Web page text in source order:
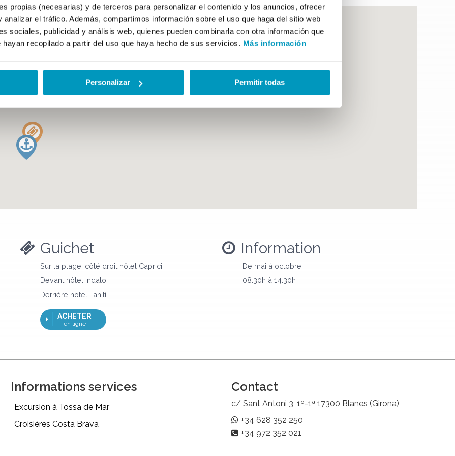
propias (necesarias) y de terceros para personalizar el contenido y los anuncios, ofrecer
el tráfico. Además, compartimos información sobre el uso que haga del sitio web
sociales, publicidad y análisis web, quienes pueden combinarla con otra información que
hayan recopilado a partir del uso que haya hecho de sus servicios. Más información
Personalizar Permitir todas
Guichet
Sur la plage, côté droit hôtel Caprici
Devant hôtel Indalo
Derrière hôtel Tahití
ACHETER
en ligne
Information
De mai à octobre
08:30h à 14:30h
Informations services
Excursion à Tossa de Mar
Croisières Costa Brava
Contact
c/ Sant Antoni 3, 1º-1ª 17300 Blanes (Girona)
+34 628 352 250
+34 972 352 021